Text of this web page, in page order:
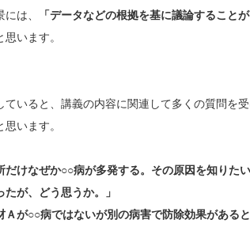
は、
「データなどの根拠を基に議論すること
います。
ていると、講義の内容に関連して多くの質問を
います。
だけなぜか○○病が多発する。その原因を知りた
が、どう思うか。」
Ａが○○病ではないが別の病害で防除効果がある